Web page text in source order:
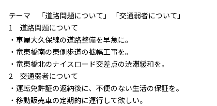
テーマ 「道路問題について」 「交通弱者について」
1 道路問題について
・車屋大久保線の道路整備を早急に。
・竜東橋南の東側歩道の拡幅工事を。
・竜東橋北のナイスロード交差点の渋滞緩和を。
2 交通弱者について
・運転免許証の返納後に、不便のない生活の保証を。
・移動販売車の定期的に運行して欲しい。